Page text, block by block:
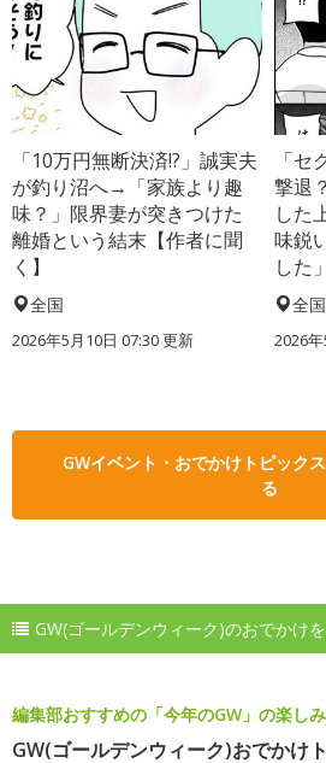
「10万円無断決済!?」誠実夫
が釣り沼へ→「家族より趣
味？」限界妻が突きつけた
離婚という結末【作者に聞
く】
全国
2026年5月10日 07:30 更新
「
撃退
した
味鋭
した
全国
2026
GWイベント・おでかけトピック
る
GW(ゴールデンウィーク)のおでかけ
編集部おすすめの「今年のGW」の楽し
GW(ゴールデンウィーク)おでかけ